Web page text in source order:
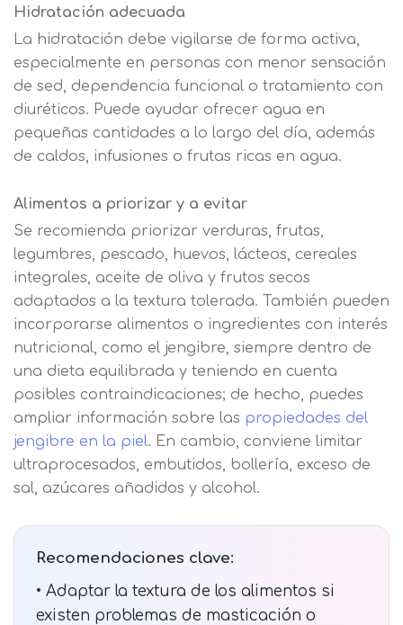
Hidratación adecuada
La hidratación debe vigilarse de forma activa,
especialmente en personas con menor sensación
de sed, dependencia funcional o tratamiento con
diuréticos. Puede ayudar ofrecer agua en
pequeñas cantidades a lo largo del día, además
de caldos, infusiones o frutas ricas en agua.
Alimentos a priorizar y a evitar
Se recomienda priorizar verduras, frutas,
legumbres, pescado, huevos, lácteos, cereales
integrales, aceite de oliva y frutos secos
adaptados a la textura tolerada. También pueden
incorporarse alimentos o ingredientes con interés
nutricional, como el jengibre, siempre dentro de
una dieta equilibrada y teniendo en cuenta
posibles contraindicaciones; de hecho, puedes
ampliar información sobre las propiedades del
jengibre en la piel. En cambio, conviene limitar
ultraprocesados, embutidos, bollería, exceso de
sal, azúcares añadidos y alcohol.
Recomendaciones clave:
• Adaptar la textura de los alimentos si
existen problemas de masticación o